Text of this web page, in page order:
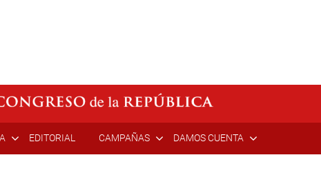
EDITORIAL CAMPAÑAS DAMOS CUENTA